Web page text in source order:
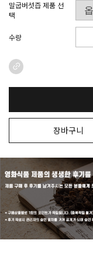
말굽버섯즙 제품 선
택
수량
장바구니